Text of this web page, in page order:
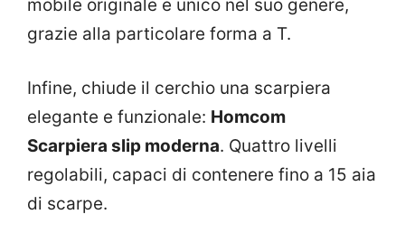
mobile originale e unico nel suo genere,
grazie alla particolare forma a T.
Infine, chiude il cerchio una scarpiera
elegante e funzionale: Homcom
Scarpiera slip moderna. Quattro livelli
regolabili, capaci di contenere fino a 15 aia
di scarpe.